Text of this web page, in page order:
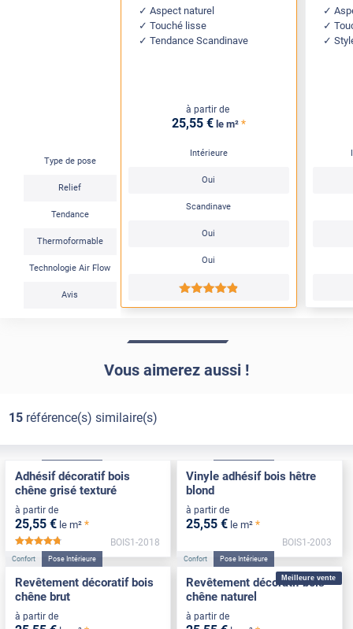
Type de pose
Relief
Tendance
Thermoformable
Technologie Air Flow
Avis
Aspect naturel
Touché lisse
Tendance Scandinave
à partir de
25,55 € le m² *
Intérieure
Oui
Scandinave
Oui
Oui
*****
Vous aimerez aussi !
15référence(s) similaire(s)
Adhésif décoratif bois
chêne grisé texturé
à partir de
25,55 € le m² *
*****
BOIS1-2018
Vinyle adhésif bois hêtre
blond
à partir de
25,55 € le m² *
BOIS1-2003
Confort Pose Intérieure
Revêtement décoratif bois
chêne brut
à partir de
Meilleure vente
Confort Pose Intérieure
Revêtement décoratif bois
chêne naturel
à partir de